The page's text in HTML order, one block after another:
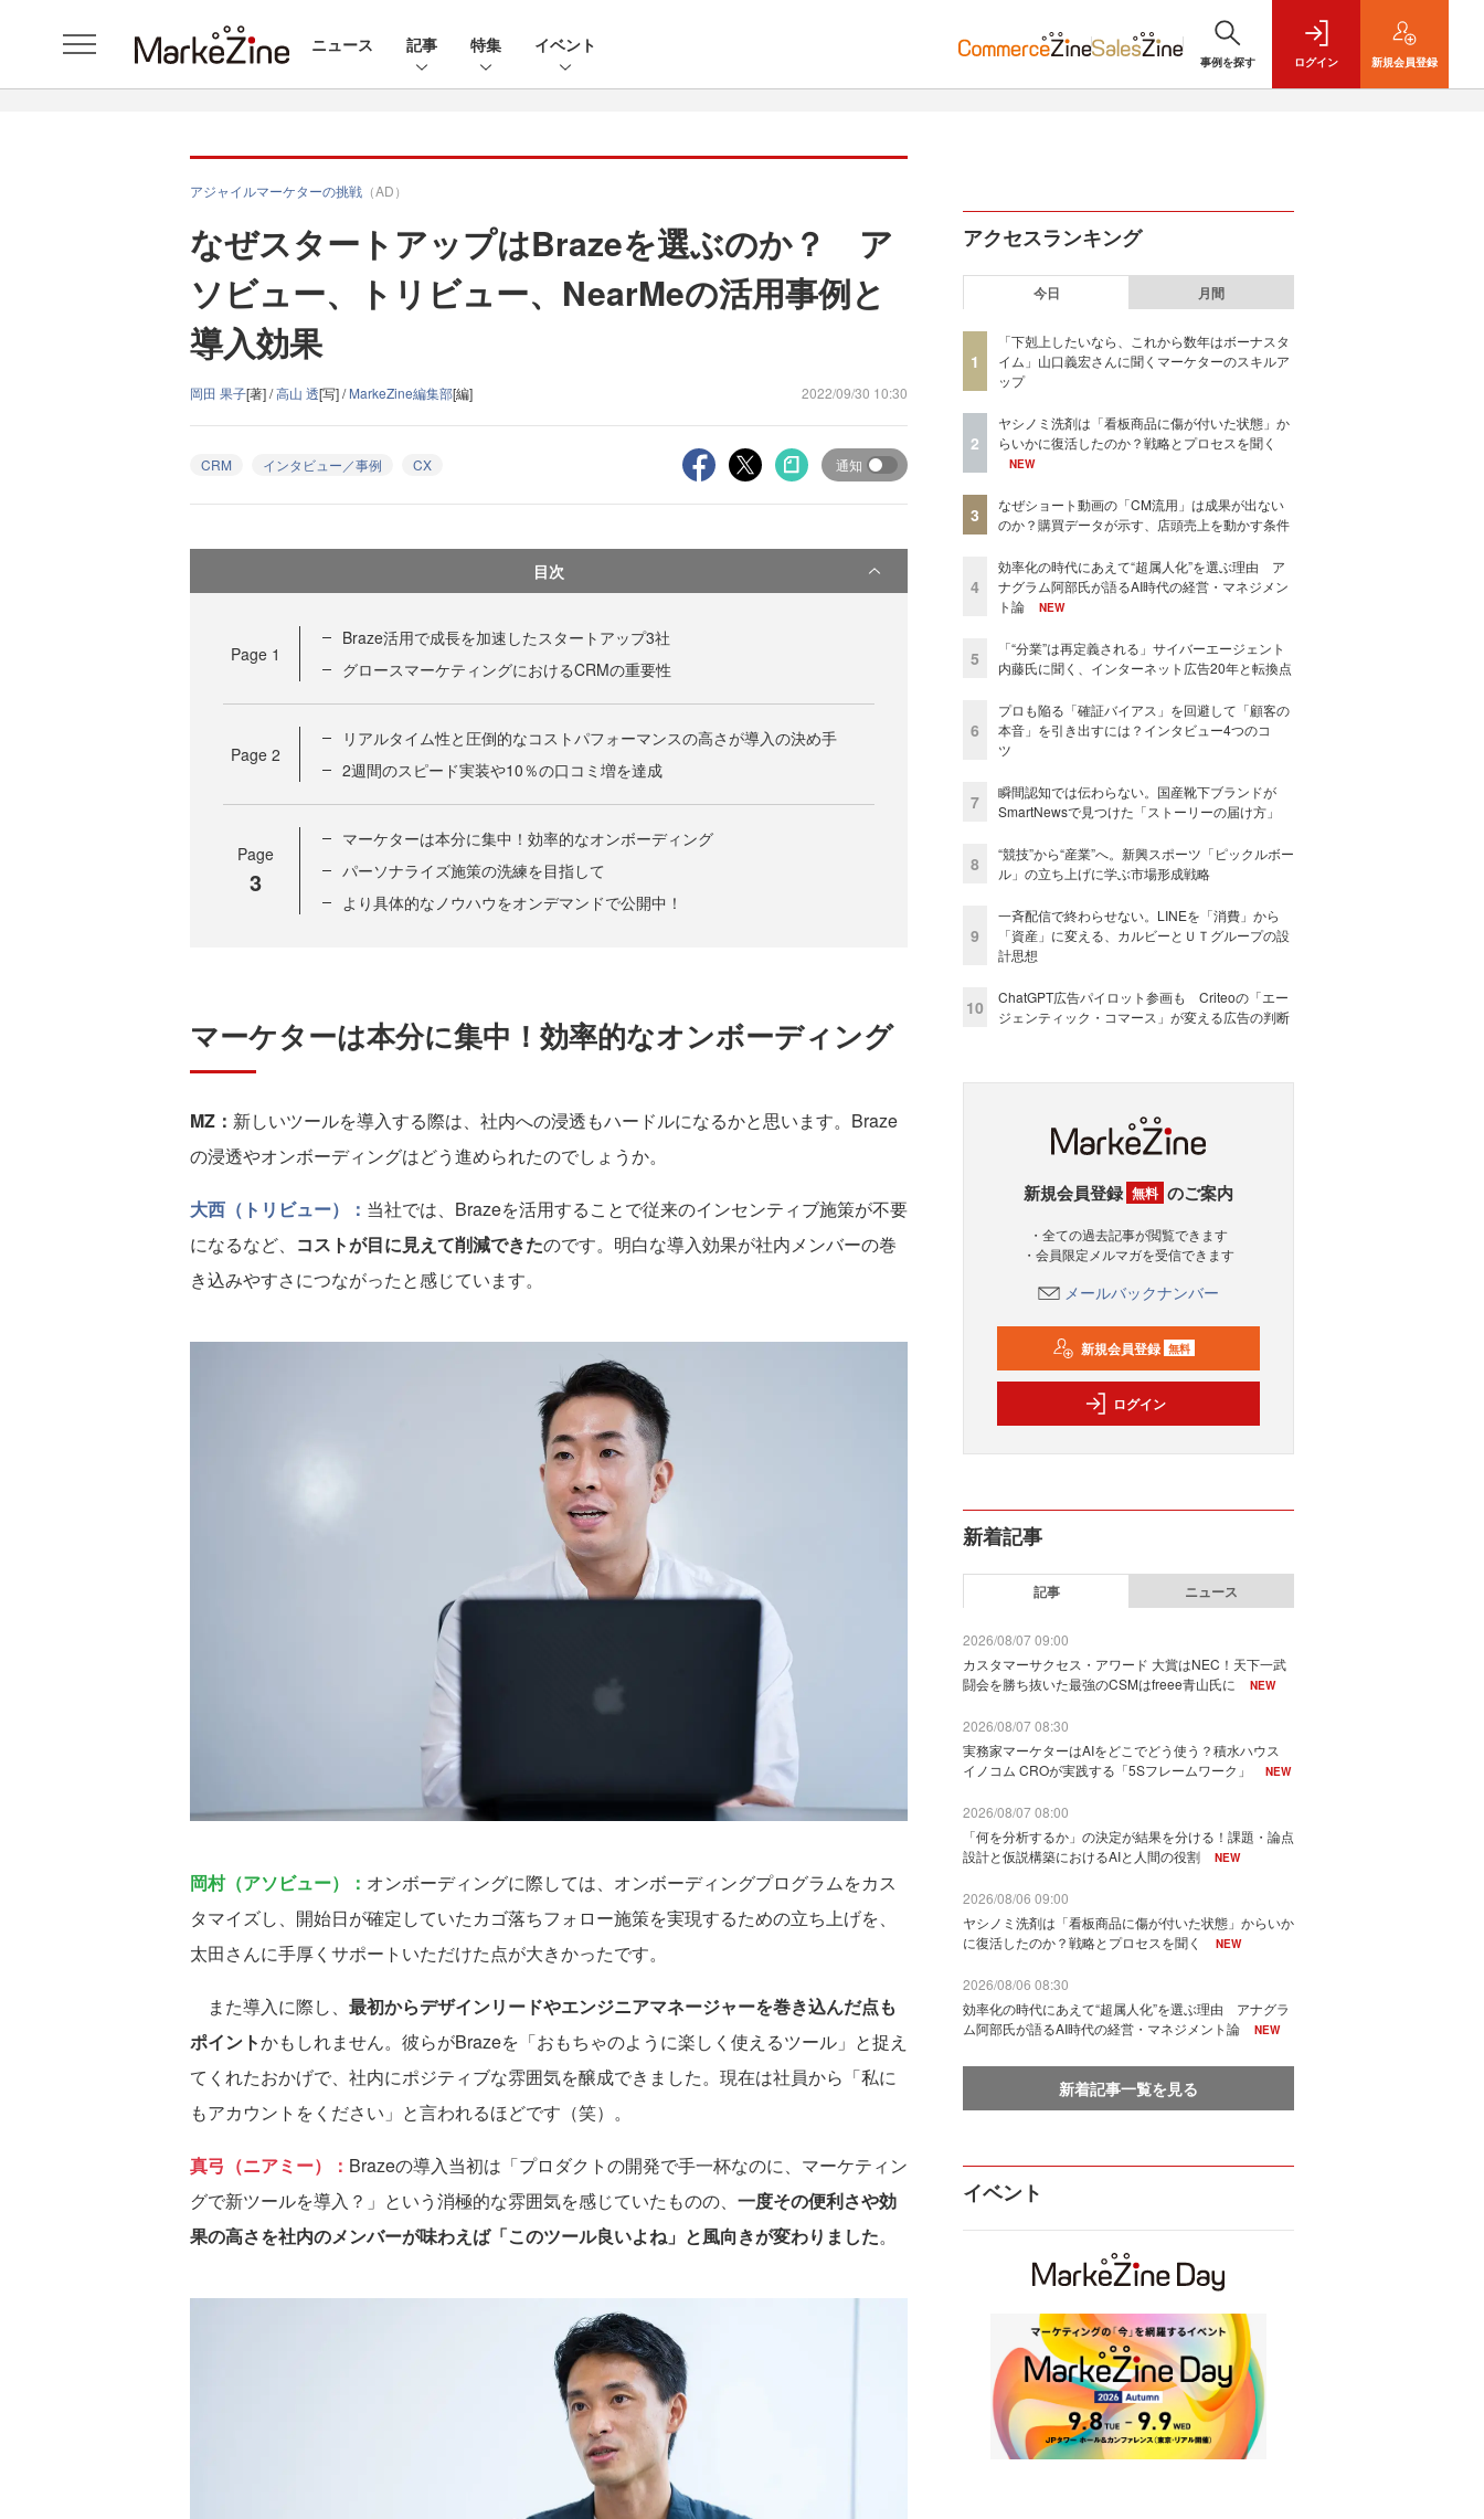
ニュース 記事 特集 イベント
事例を探す ログイン 新規会員登録
アジャイルマーケターの挑戦 （AD）
なぜスタートアップはBrazeを選ぶのか？ ア
ソビュー、トリビュー、NearMeの活用事例と
導入効果
岡田 果子[著] /高山 透[写] /MarkeZine編集部[編] 2022/09/30 10:30
CRM インタビュー／事例 CX 通知
目次
Page 1
Braze活用で成長を加速したスタートアップ3社
グロースマーケティングにおけるCRMの重要性
Page 2
リアルタイム性と圧倒的なコストパフォーマンスの高さが導入の決め手
2週間のスピード実装や10％の口コミ増を達成
Page
3
マーケターは本分に集中！効率的なオンボーディング
パーソナライズ施策の洗練を目指して
より具体的なノウハウをオンデマンドで公開中！
マーケターは本分に集中！効率的なオンボーディング
MZ： 新しいツールを導入する際は、社内への浸透もハードルになるかと思います。Braze
の浸透やオンボーディングはどう進められたのでしょうか。
大西（トリビュー）： 当社では、Brazeを活用することで従来のインセンティブ施策が不要
になるなど、 コストが目に見えて削減できたのです。明白な導入効果が社内メンバーの巻
き込みやすさにつながったと感じています。
岡村（アソビュー）： オンボーディングに際しては、オンボーディングプログラムをカス
タマイズし、開始日が確定していたカゴ落ちフォロー施策を実現するための立ち上げを、
太田さんに手厚くサポートいただけた点が大きかったです。
また導入に際し、 最初からデザインリードやエンジニアマネージャーを巻き込んだ点も
ポイントかもしれません。彼らがBrazeを「おもちゃのように楽しく使えるツール」と捉え
てくれたおかげで、社内にポジティブな雰囲気を醸成できました。現在は社員から「私に
もアカウントをください」と言われるほどです（笑）。
真弓（ニアミー）： Brazeの導入当初は「プロダクトの開発で手一杯なのに、マーケティン
グで新ツールを導入？」という消極的な雰囲気を感じていたものの、 一度その便利さや効
果の高さを社内のメンバーが味わえば「このツール良いよね」と風向きが変わりました。
アクセスランキング
今日 月間
1
「下剋上したいなら、これから数年はボーナスタ
イム」山口義宏さんに聞くマーケターのスキルア
ップ
2
ヤシノミ洗剤は「看板商品に傷が付いた状態」か
らいかに復活したのか？戦略とプロセスを聞く
NEW
3
なぜショート動画の「CM流用」は成果が出ない
のか？購買データが示す、店頭売上を動かす条件
4
効率化の時代にあえて“超属人化”を選ぶ理由 ア
ナグラム阿部氏が語るAI時代の経営・マネジメン
ト論
NEW
5
「“分業”は再定義される」サイバーエージェント
内藤氏に聞く、インターネット広告20年と転換点
6
プロも陥る「確証バイアス」を回避して「顧客の
本音」を引き出すには？インタビュー4つのコ
ツ
7
瞬間認知では伝わらない。国産靴下ブランドが
SmartNewsで見つけた「ストーリーの届け方」
8
“競技”から“産業”へ。新興スポーツ「ピックルボー
ル」の立ち上げに学ぶ市場形成戦略
9
一斉配信で終わらせない。LINEを「消費」から
「資産」に変える、カルビーとＵＴグループの設
計思想
10
ChatGPT広告パイロット参画も Criteoの「エー
ジェンティック・コマース」が変える広告の判断
新規会員登録 無料 のご案内
・全ての過去記事が閲覧できます
・会員限定メルマガを受信できます
メールバックナンバー
新規会員登録 無料
ログイン
新着記事
記事 ニュース
2026/08/07 09:00
カスタマーサクセス・アワード 大賞はNEC！天下一武
闘会を勝ち抜いた最強のCSMはfreee青山氏に
NEW
2026/08/07 08:30
実務家マーケターはAIをどこでどう使う？積水ハウス
イノコム CROが実践する「5Sフレームワーク」
NEW
2026/08/07 08:00
「何を分析するか」の決定が結果を分ける！課題・論点
設計と仮説構築におけるAIと人間の役割
NEW
2026/08/06 09:00
ヤシノミ洗剤は「看板商品に傷が付いた状態」からいか
に復活したのか？戦略とプロセスを聞く
NEW
2026/08/06 08:30
効率化の時代にあえて“超属人化”を選ぶ理由 アナグラ
ム阿部氏が語るAI時代の経営・マネジメント論
NEW
新着記事一覧を見る
イベント